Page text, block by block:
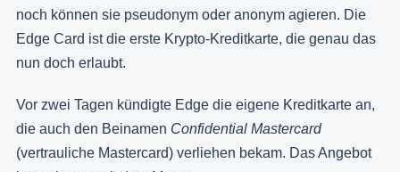
noch können sie pseudonym oder anonym agieren. Die
Edge Card ist die erste Krypto-Kreditkarte, die genau das
nun doch erlaubt.
Vor zwei Tagen kündigte Edge die eigene Kreditkarte an,
die auch den Beinamen Confidential Mastercard
(vertrauliche Mastercard) verliehen bekam. Das Angebot